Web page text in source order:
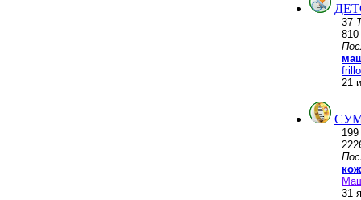
37
810
21
199
31